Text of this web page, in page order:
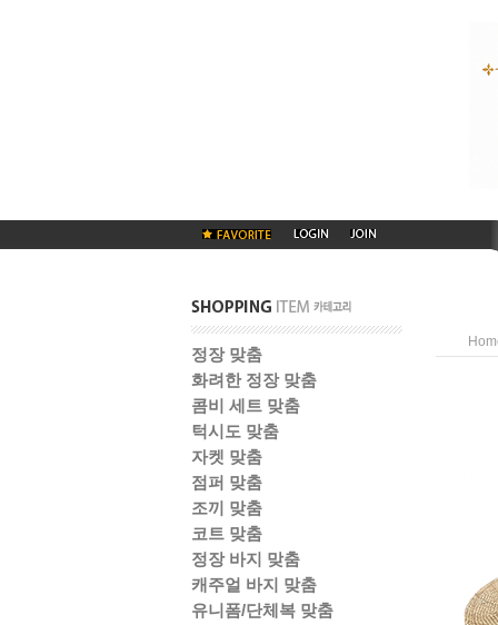
정장 맞춤
화려한 정장 맞춤
콤비 세트 맞춤
턱시도 맞춤
자켓 맞춤
점퍼 맞춤
조끼 맞춤
코트 맞춤
정장 바지 맞춤
캐주얼 바지 맞춤
유니폼/단체복 맞춤